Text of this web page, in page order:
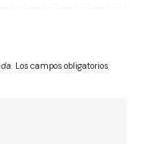
Los campos obligatorios